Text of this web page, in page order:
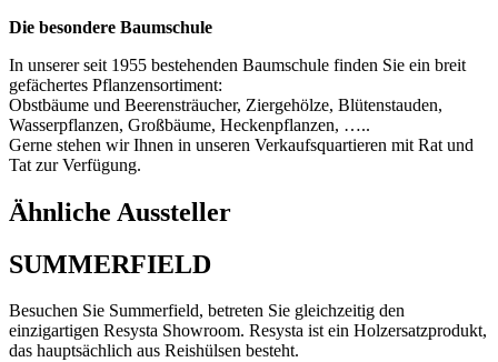
Die besondere Baumschule
In unserer seit 1955 bestehenden Baumschule finden Sie ein breit
gefächertes Pflanzensortiment:
Obstbäume und Beerensträucher, Ziergehölze, Blütenstauden,
Wasserpflanzen, Großbäume, Heckenpflanzen, …..
Gerne stehen wir Ihnen in unseren Verkaufsquartieren mit Rat und
Tat zur Verfügung.
Ähnliche Aussteller
SUMMERFIELD
Besuchen Sie Summerfield, betreten Sie gleichzeitig den
einzigartigen Resysta Showroom. Resysta ist ein Holzersatzprodukt,
das hauptsächlich aus Reishülsen besteht.